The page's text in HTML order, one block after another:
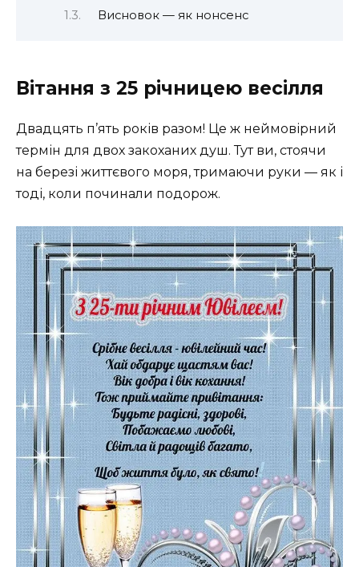
Висновок — як нонсенс
Вітання з 25 річницею весілля
Двадцять п’ять років разом! Це ж неймовірний
термін для двох закоханих душ. Тут ви, стоячи
на березі життєвого моря, тримаючи руки — як і
тоді, коли починали подорож.